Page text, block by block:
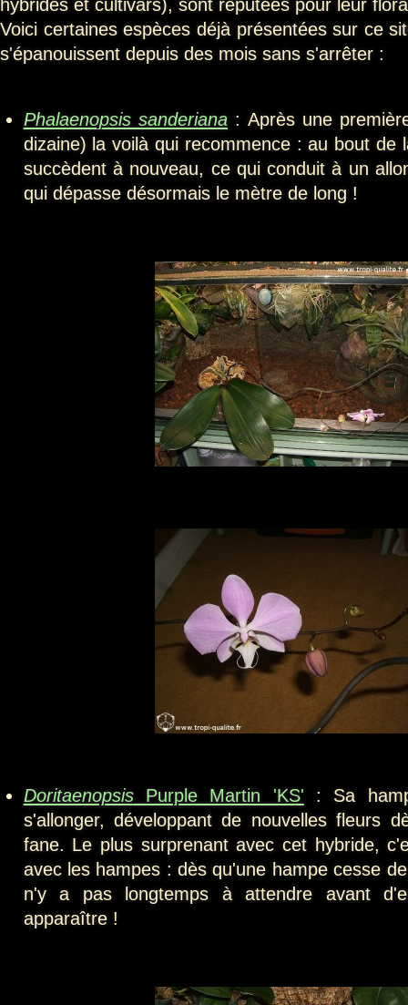
hybrides et cultivars), sont réputées pour leur
Voici certaines espèces déjà présentées sur ce
s'épanouissent depuis des mois sans s'arrêter :
Phalaenopsis sanderiana: Après une
dizaine) la voilà qui recommence : au bout de
succèdent à nouveau, ce qui conduit à un
qui dépasse désormais le mètre de long !
DoritaenopsisPurple Martin 'KS' : Sa
s'allonger, développant de nouvelles fleurs
fane. Le plus surprenant avec cet hybride,
avec les hampes : dès qu'une hampe cesse
n'y a pas longtemps à attendre avant
apparaître !